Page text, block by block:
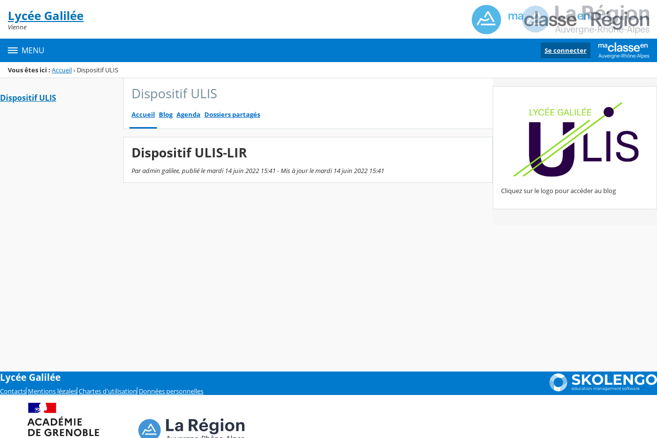
Menu de la rubrique
Contenu
Lycée Galilée
Vienne
MENU Se connecter
Vous êtes ici : Accueil› Dispositif ULIS
Dispositif ULIS Dispositif ULIS
Accueil Blog Agenda Dossiers partagés
Dispositif ULIS-LIR
Par admin galilee, publié le mardi 14 juin 2022 15:41 - Mis à jour le mardi 14 juin 2022 15:41
Cliquez sur le logo pour accéder au blog
Lycée Galilée
Contacts Mentions légales Chartes d'utilisation Données personnelles